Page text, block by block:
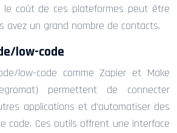
le coût de ces plateformes peut être
avez un grand nombre de contacts.
low-code
low-code comme Zapier et Make
permettent de connecter
applications et d’automatiser des
code. Ces outils offrent une interface